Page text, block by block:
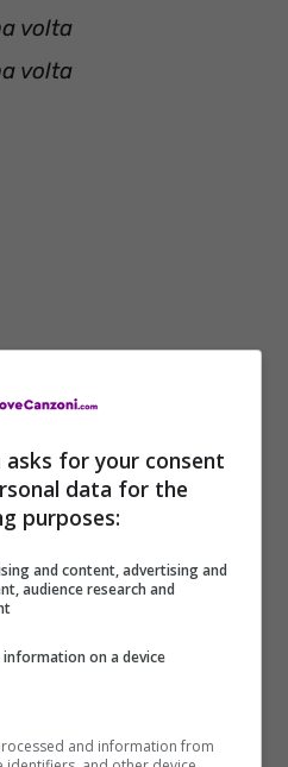
volta
volta
i sogni
cosa stai
che il tuo cuore può
asks for your consent
data for the
purposes:
and content, advertising and
audience research and
on a device
and information from